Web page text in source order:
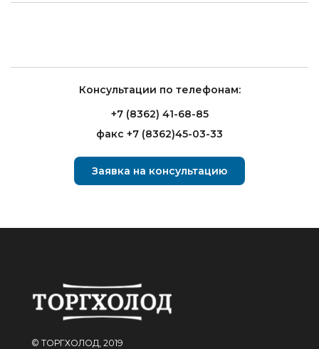
Консультации по телефонам:
+7 (8362) 41-68-85
факс +7 (8362)45-03-33
Заявка на консультацию
© ТОРГХОЛОД, 2019